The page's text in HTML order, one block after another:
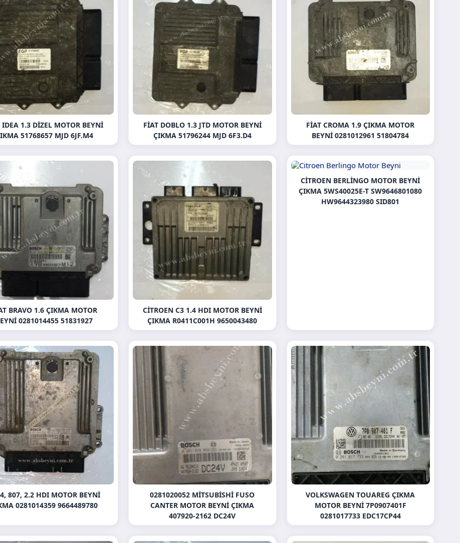
IDEA 1.3 DIZEL MOTOR BEYNI
51768657 MJD 6JF.M4
FIAT DOBLO 1.3 JTD MOTOR BEYNI
ÇIKMA 51796244 MJD 6F3.D4
FIAT CROMA 1.9 ÇIKMA MOTOR
BEYNI 0281012961 51804784
BRAVO 1.6 ÇIKMA MOTOR
0281014455 51831927
CITROEN C3 1.4 HDI MOTOR BEYNI
ÇIKMA R0411C001H 9650043480
CITROEN BERLINGO MOTOR BEYNI
ÇIKMA 5WS40025E-T SW9646801080
HW9644323980 SID801
807, 2.2 HDI MOTOR BEYNI
0281014359 9664489780
0281020052 MITSUBISHI FUSO
CANTER MOTOR BEYNI ÇIKMA
407920-2162 DC24V
VOLKSWAGEN TOUAREG ÇIKMA
MOTOR BEYNI 7P0907401F
0281017733 EDC17CP44